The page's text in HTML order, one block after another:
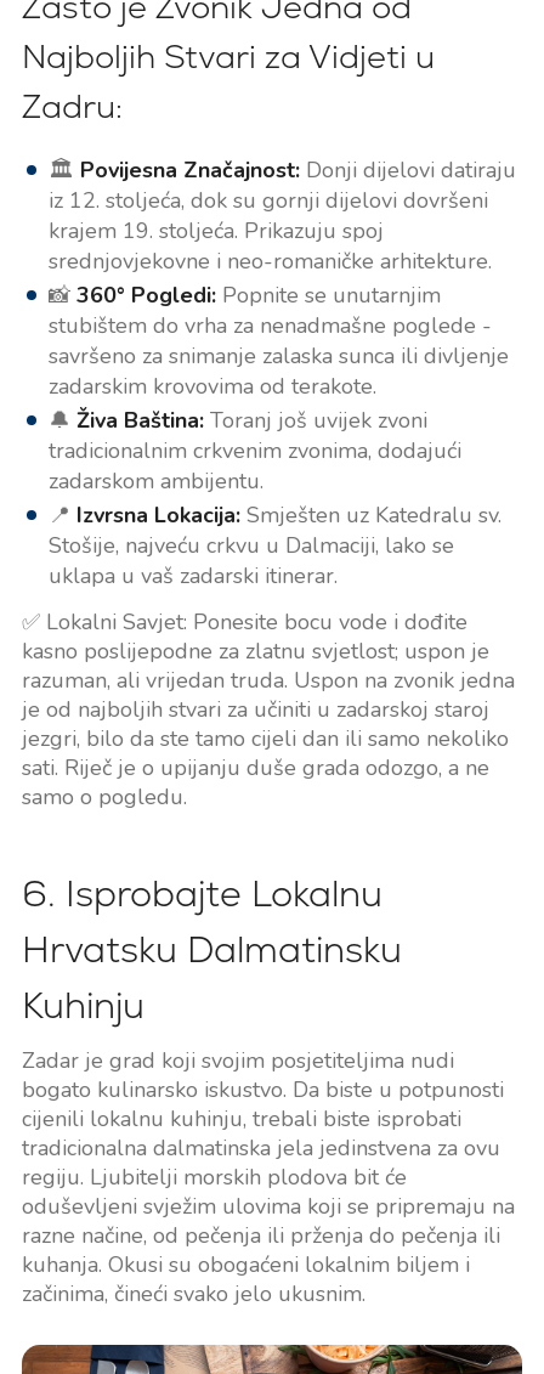
Najboljih Stvari za Vidjeti u
Zadru:
🏛 Povijesna Značajnost:Donji dijelovi datiraju
iz 12. stoljeća, dok su gornji dijelovi dovršeni
krajem 19. stoljeća. Prikazuju spoj
srednjovjekovne i neo-romaničke arhitekture.
📸 360° Pogledi:Popnite se unutarnjim
stubištem do vrha za nenadmašne poglede -
savršeno za snimanje zalaska sunca ili divljenje
zadarskim krovovima od terakote.
🔔 Živa Baština:Toranj još uvijek zvoni
tradicionalnim crkvenim zvonima, dodajući
zadarskom ambijentu.
📍 Izvrsna Lokacija:Smješten uz Katedralu sv.
Stošije, najveću crkvu u Dalmaciji, lako se
uklapa u vaš zadarski itinerar.
✅ Lokalni Savjet: Ponesite bocu vode i dođite
kasno poslijepodne za zlatnu svjetlost; uspon je
razuman, ali vrijedan truda. Uspon na zvonik jedna
je od najboljih stvari za učiniti u zadarskoj staroj
jezgri, bilo da ste tamo cijeli dan ili samo nekoliko
sati. Riječ je o upijanju duše grada odozgo, a ne
samo o pogledu.
6. Isprobajte Lokalnu
Hrvatsku Dalmatinsku
Kuhinju
Zadar je grad koji svojim posjetiteljima nudi
bogato kulinarsko iskustvo. Da biste u potpunosti
cijenili lokalnu kuhinju, trebali biste isprobati
tradicionalna dalmatinska jela jedinstvena za ovu
regiju. Ljubitelji morskih plodova bit će
oduševljeni svježim ulovima koji se pripremaju na
razne načine, od pečenja ili prženja do pečenja ili
kuhanja. Okusi su obogaćeni lokalnim biljem i
začinima, čineći svako jelo ukusnim.